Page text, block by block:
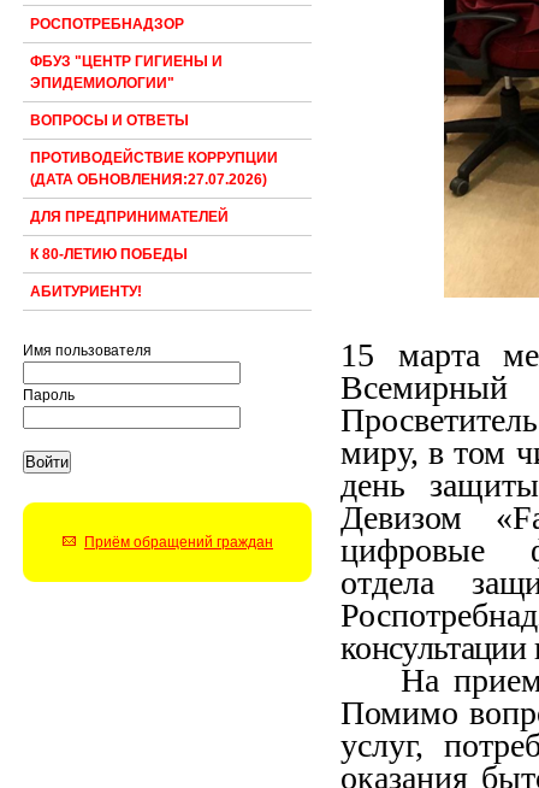
РОСПОТРЕБНАДЗОР
ФБУЗ "ЦЕНТР ГИГИЕНЫ И
ЭПИДЕМИОЛОГИИ"
ВОПРОСЫ И ОТВЕТЫ
ПРОТИВОДЕЙСТВИЕ КОРРУПЦИИ
(ДАТА ОБНОВЛЕНИЯ:27.07.2026)
ДЛЯ ПРЕДПРИНИМАТЕЛЕЙ
К 80-ЛЕТИЮ ПОБЕДЫ
АБИТУРИЕНТУ!
Имя пользователя
Пароль
Приём обращений граждан
15 марта
миру, в том
день
Девизом
цифровые
отдела
консультации
На
Помимо
услуг,
оказания